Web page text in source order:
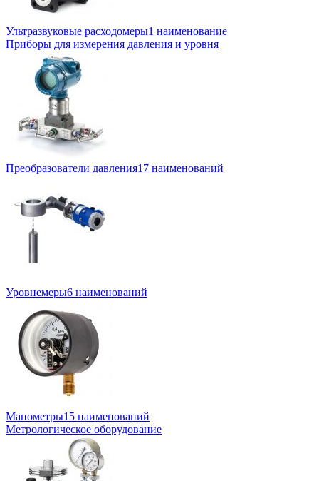
Ультразвуковые расходомеры1 наименование
Приборы для измерения давления и уровня
Преобразователи давления17 наименований
Уровнемеры6 наименований
Манометры15 наименований
Метрологическое оборудование